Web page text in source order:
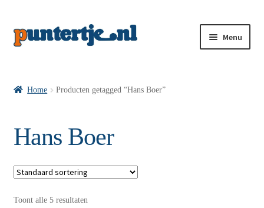
Menu
VI’s met Posters
Home Producten getagged “Hans Boer”
Hans Boer
Toont alle 5 resultaten